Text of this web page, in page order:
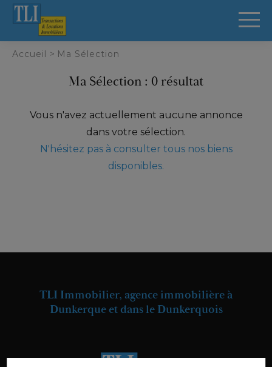
Accueil > Ma Sélection
Ma Sélection : 0 résultat
Vous n'avez actuellement aucune annonce
dans votre sélection.
N'hésitez pas à consulter tous nos biens
disponibles.
TLI Immobilier, agence immobilière à
Dunkerque et dans le Dunkerquois
Panneau de gestion des cookies